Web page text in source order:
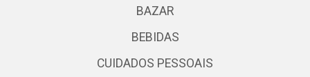
BAZAR
BEBIDAS
CUIDADOS PESSOAIS